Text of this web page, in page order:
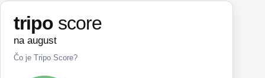
tripo score
na august
Čo je Tripo Score?